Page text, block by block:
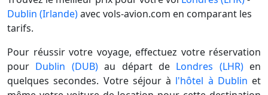
Dublin (Irlande)avec vols-avion.com en comparant les
tarifs.
Pour réussir votre voyage, effectuez votre réservation
pour Dublin (DUB)au départ de Londres (LHR)en
quelques secondes. Votre séjour à l'hôtel à Dublin et